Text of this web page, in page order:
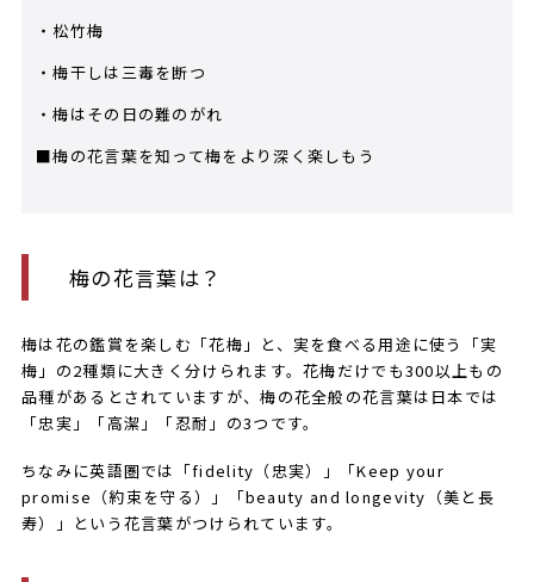
・松竹梅
・梅干しは三毒を断つ
・梅はその日の難のがれ
■梅の花言葉を知って梅をより深く楽しもう
梅の花言葉は？
梅は花の鑑賞を楽しむ「花梅」と、実を食べる用途に使う「実
梅」の2種類に大きく分けられます。花梅だけでも300以上もの
品種があるとされていますが、梅の花全般の花言葉は日本では
「忠実」「高潔」「忍耐」の3つです。
ちなみに英語圏では「fidelity（忠実）」「Keep your
promise（約束を守る）」「beauty and longevity（美と長
寿）」という花言葉がつけられています。